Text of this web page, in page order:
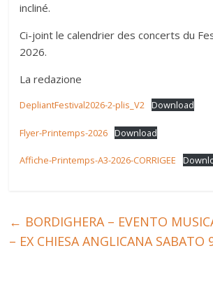
incliné.
Ci-joint le calendrier des concerts du
2026.
La redazione
DepliantFestival2026-2-plis_V2 Download
Flyer-Printemps-2026 Download
Affiche-Printemps-A3-2026-CORRIGEE
← BORDIGHERA – EVENTO
– EX CHIESA ANGLICANA SABATO